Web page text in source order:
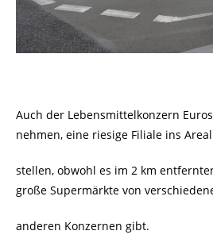
Auch der Lebensmittelkonzern
nehmen, eine riesige Filiale ins
stellen, obwohl es im 2 km
große Supermärkte von
anderen Konzernen gibt.